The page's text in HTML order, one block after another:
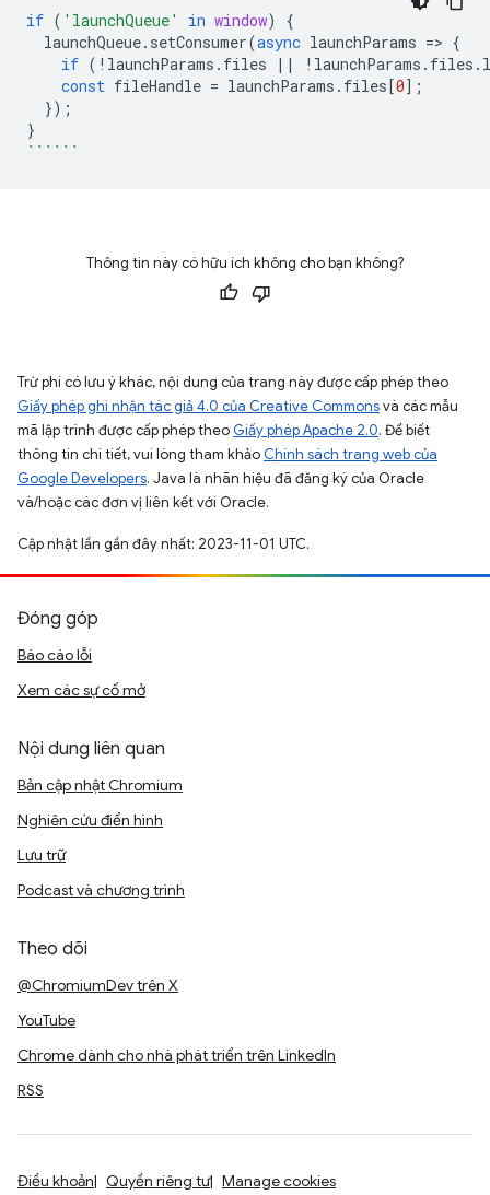
if ( 'launchQueue' in window)
{
launchQueue. setConsumer(async launchParams => {
if ( ! launchParams . files || ! launchParams . files .
const fileHandle = launchParams . files[0];
});
}
``````
Thông tin này có hữu ích không cho bạn không?
Trừ phi có lưu ý khác, nội dung của trang này được cấp phép theo
Giấy phép ghi nhận tác giả 4.0 của Creative Commonsvà các mẫu
mã lập trình được cấp phép theo Giấy phép Apache 2.0. Để biết
thông tin chi tiết, vui lòng tham khảo Chính sách trang web của
Google Developers. Java là nhãn hiệu đã đăng ký của Oracle
và/hoặc các đơn vị liên kết với Oracle.
Cập nhật lần gần đây nhất: 2023-11-01 UTC.
Đóng góp
Báo cáo lỗi
Xem các sự cố mở
Nội dung liên quan
Bản cập nhật Chromium
Nghiên cứu điển hình
Lưu trữ
Podcast và chương trình
Theo dõi
@ChromiumDev trên X
YouTube
Chrome dành cho nhà phát triển trên LinkedIn
RSS
Điều khoản Quyền riêng tư Manage cookies